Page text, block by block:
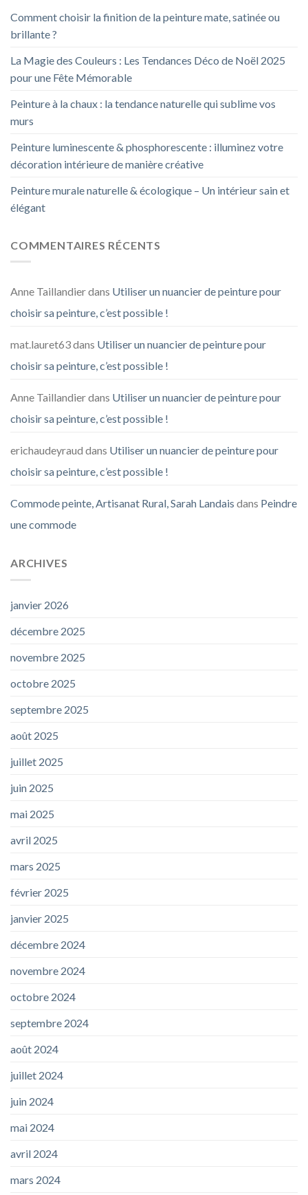
Comment choisir la finition de la peinture mate, satinée ou
brillante ?
La Magie des Couleurs : Les Tendances Déco de Noël 2025
pour une Fête Mémorable
Peinture à la chaux : la tendance naturelle qui sublime vos
murs
Peinture luminescente & phosphorescente : illuminez votre
décoration intérieure de manière créative
Peinture murale naturelle & écologique – Un intérieur sain et
élégant
COMMENTAIRES RÉCENTS
Anne Taillandierdans Utiliser un nuancier de peinture pour
choisir sa peinture, c’est possible !
mat.lauret63dans Utiliser un nuancier de peinture pour
choisir sa peinture, c’est possible !
Anne Taillandierdans Utiliser un nuancier de peinture pour
choisir sa peinture, c’est possible !
erichaudeyraud dans Utiliser un nuancier de peinture pour
choisir sa peinture, c’est possible !
Commode peinte, Artisanat Rural, Sarah Landais dans Peindre
une commode
ARCHIVES
janvier 2026
décembre 2025
novembre 2025
octobre 2025
septembre 2025
août 2025
juillet 2025
juin 2025
mai 2025
avril 2025
mars 2025
février 2025
janvier 2025
décembre 2024
novembre 2024
octobre 2024
septembre 2024
août 2024
juillet 2024
juin 2024
mai 2024
avril 2024
mars 2024